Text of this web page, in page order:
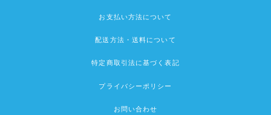
お支払い方法について
配送方法・送料について
特定商取引法に基づく表記
プライバシーポリシー
お問い合わせ